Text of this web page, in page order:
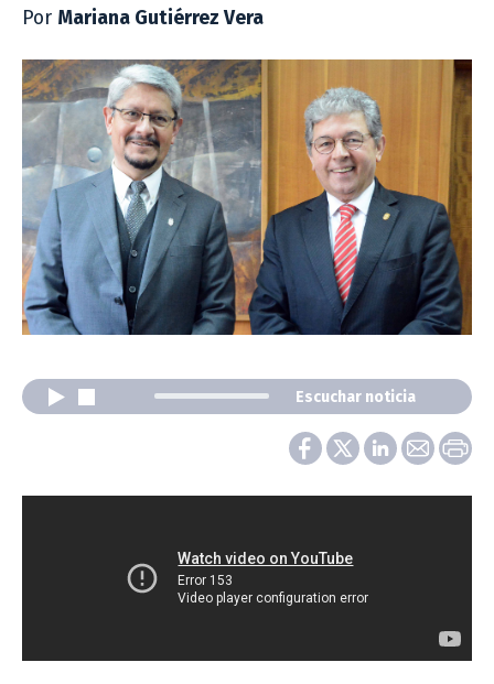
Por Mariana Gutiérrez Vera
Escuchar noticia